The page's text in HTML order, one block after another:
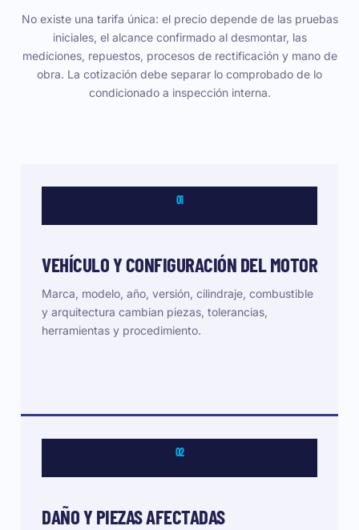
No existe una tarifa única: el precio depende de las pruebas
iniciales, el alcance confirmado al desmontar, las
mediciones, repuestos, procesos de rectificación y mano de
obra. La cotización debe separar lo comprobado de lo
condicionado a inspección interna.
01
VEHÍCULO Y CONFIGURACIÓN DEL MOTOR
Marca, modelo, año, versión, cilindraje, combustible
y arquitectura cambian piezas, tolerancias,
herramientas y procedimiento.
02
DAÑO Y PIEZAS AFECTADAS